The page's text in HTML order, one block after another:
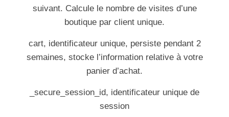
suivant. Calcule le nombre de visites d’une
boutique par client unique.
cart, identificateur unique, persiste pendant 2
semaines, stocke l’information relative à votre
panier d’achat.
_secure_session_id, identificateur unique de
session